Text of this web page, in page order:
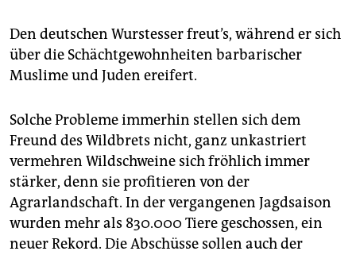
Den deutschen Wurstesser freut’s, während er sich
über die Schächtgewohnheiten barbarischer
Muslime und Juden ereifert.
Solche Probleme immerhin stellen sich dem
Freund des Wildbrets nicht, ganz unkastriert
vermehren Wildschweine sich fröhlich immer
stärker, denn sie profitieren von der
Agrarlandschaft. In der vergangenen Jagdsaison
wurden mehr als 830.000 Tiere geschossen, ein
neuer Rekord. Die Abschüsse sollen auch der